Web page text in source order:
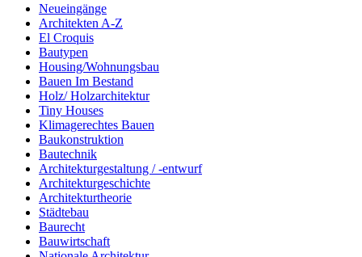
Neueingänge
Architekten A-Z
El Croquis
Bautypen
Housing/Wohnungsbau
Bauen Im Bestand
Holz/ Holzarchitektur
Tiny Houses
Klimagerechtes Bauen
Baukonstruktion
Bautechnik
Architekturgestaltung / -entwurf
Architekturgeschichte
Architekturtheorie
Städtebau
Baurecht
Bauwirtschaft